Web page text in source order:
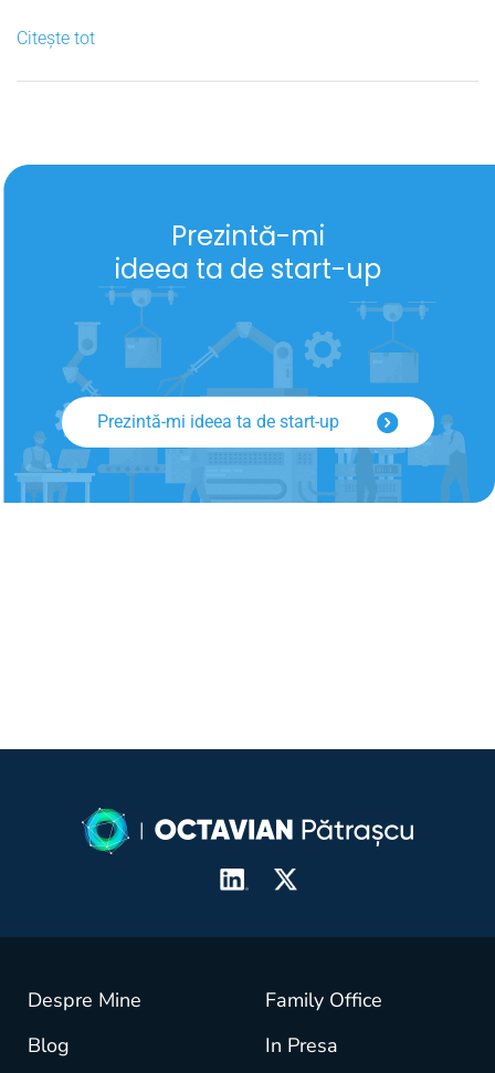
Citește tot
Prezintă-mi
ideea ta de start-up
Prezintă-mi ideea ta de start-up
Despre Mine
Family Office
Blog
In Presa